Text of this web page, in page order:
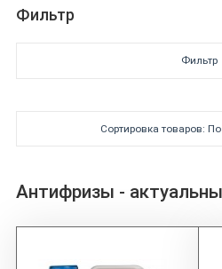
Фильтр
Фильтр
Сортировка товаров:
Антифризы -